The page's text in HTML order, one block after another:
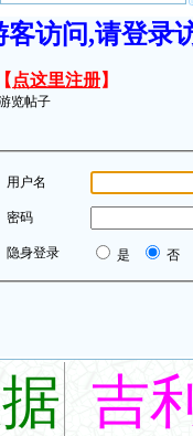
客访问,请登
【 点这里注册】
览帖子
用户名
密码
隐身登录 是 否
吉